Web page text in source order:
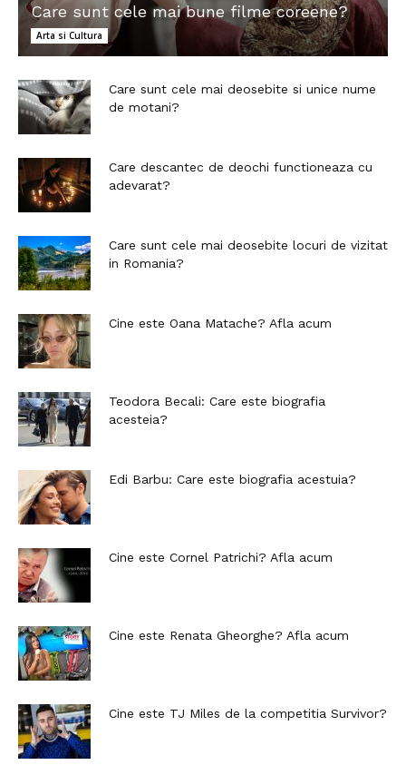
Care sunt cele mai bune filme coreene?
Arta si Cultura
Care sunt cele mai deosebite si unice nume
de motani?
Care descantec de deochi functioneaza cu
adevarat?
Care sunt cele mai deosebite locuri de vizitat
in Romania?
Cine este Oana Matache? Afla acum
Teodora Becali: Care este biografia
acesteia?
Edi Barbu: Care este biografia acestuia?
Cine este Cornel Patrichi? Afla acum
Cine este Renata Gheorghe? Afla acum
Cine este TJ Miles de la competitia Survivor?